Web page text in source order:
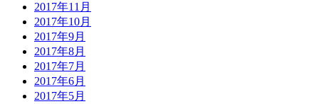
2017年11月
2017年10月
2017年9月
2017年8月
2017年7月
2017年6月
2017年5月